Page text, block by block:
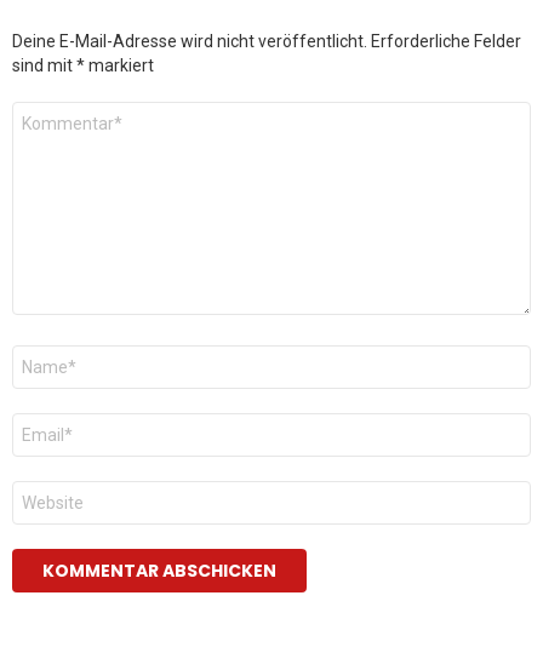
Deine E-Mail-Adresse wird nicht veröffentlicht. Erforderliche Felder
sind mit*markiert
Kommentar
Name
E-
Mail
*
Website